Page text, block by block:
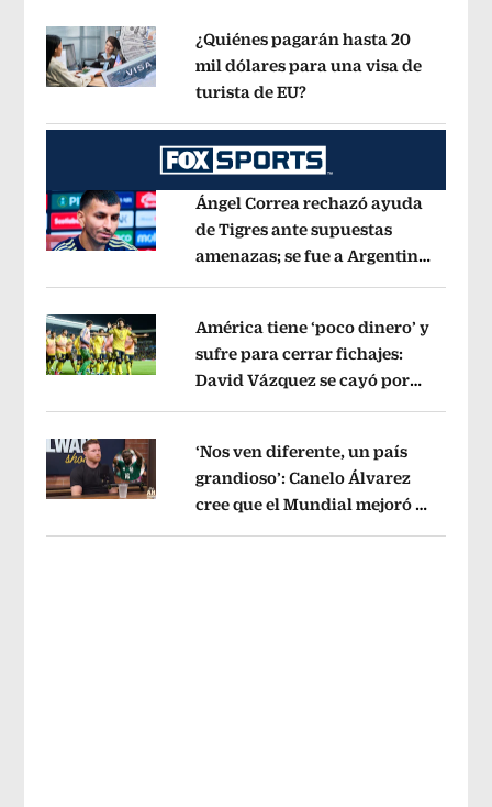
Opens in new window
¿Quiénes pagarán hasta 20
mil dólares para una visa de
turista de EU?Opens in new window
Opens in new window
Ángel Correa rechazó ayuda
de Tigres ante supuestas
amenazas; se fue a Argentina
Opens in new window
América tiene ‘poco dinero’ y
sufre para cerrar fichajes:
David Vázquez se cayó por
Opens in new window
‘Nos ven diferente, un país
grandioso’: Canelo Álvarez
cree que el Mundial mejoró la